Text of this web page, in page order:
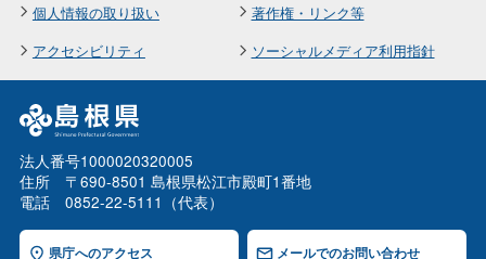
個人情報の取り扱い
著作権・リンク等
アクセシビリティ
ソーシャルメディア利用指針
法人番号1000020320005
住所 〒690-8501 島根県松江市殿町1番地
電話 0852-22-5111（代表）
県庁へのアクセス メールでのお問い合わせ